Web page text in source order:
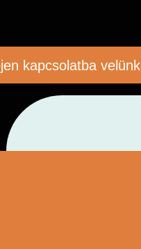
kapcsolatba velünk